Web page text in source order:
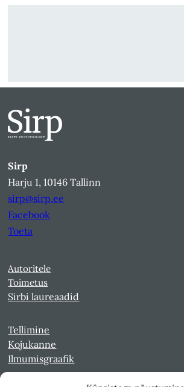
Sirp
Harju 1, 10146 Tallinn
sirp@sirp.ee
Facebook
Toeta
Autoritele
Toimetus
Sirbi laureaadid
Tellimine
Kojukanne
Ilmumisgraafik